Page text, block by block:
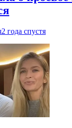
2 года спустя